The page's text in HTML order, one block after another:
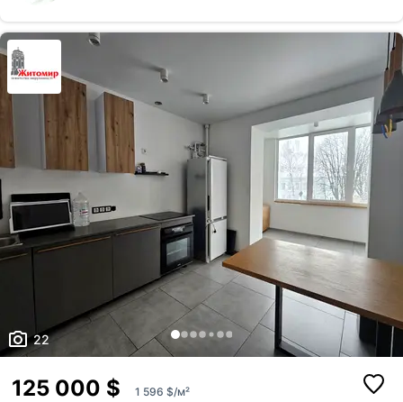
кондиціонер Велика шафа як гардеробна Простора лоджія,яку можна
облаштовувати робочим місцем Паркова зона, добре розвинена
інфраструктура та зручна транспортна розв'язка. На території є
дитячий, спортивний майданчик, магазини, кав'ярня тощо. Вдосталь
місця...
22
125 000 $ 1 596 $/м²